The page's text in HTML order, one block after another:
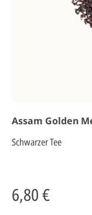
Assam Golden
Schwarzer Tee
6,80 €